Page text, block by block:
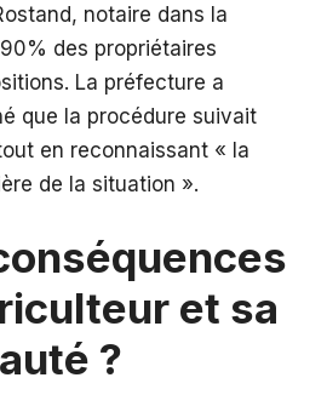
notaire dans la
des propriétaires
La préfecture a
que la procédure suivait
en reconnaissant « la
de la situation ».
et sa
?